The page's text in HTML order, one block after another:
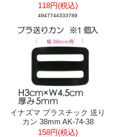
118円(税込)
4947744333789
イナズマ プラスチック 送り
カン 38mm AK-74-38
158円(税込)